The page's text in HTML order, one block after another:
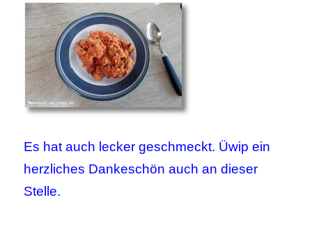
Es hat auch lecker geschmeckt. Üwip ein
herzliches Dankeschön auch an dieser
Stelle.